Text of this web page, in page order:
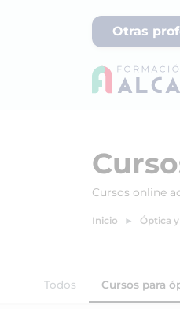
Otras
Cursos online
Inicio Óptica
Todos Cursos para